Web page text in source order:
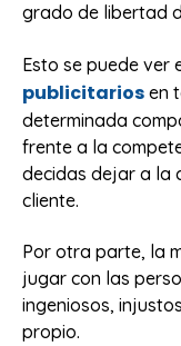
grado de libertad
Esto se puede ver
publicitarios en
determinada
frente a la
decidas dejar a la
cliente.
Por otra parte, la
jugar con las
ingeniosos,
propio.